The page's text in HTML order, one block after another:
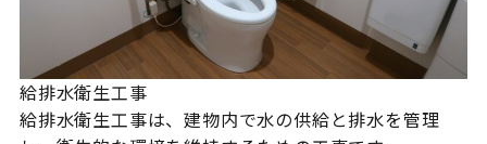
給排水衛生工事
給排水衛生工事は、建物内で水の供給と排水を管理